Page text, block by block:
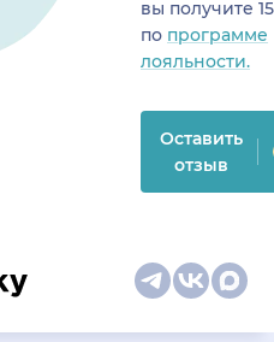
вы получите
по программе
лояльности.
Оставить
отзыв